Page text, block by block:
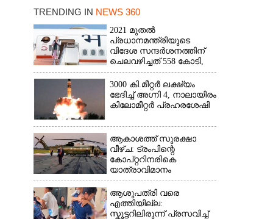
TRENDING IN NEWS 360
2021 മുതൽ
പ്രധാനമന്ത്രിയുടെ
വിദേശ സന്ദർശനത്തിന്
ചെലവഴിച്ചത് 558 കോടി,
രാജ്യത്തെത്തിയത് 381.8
ബില്യൺ ഡോളറിന്റെ
നിക്ഷേപം
3000 കി.മീറ്റർ ലക്ഷ്യം
ഭേദിച്ച് അഗ്നി 4, നാലായിരം
കിലോമീറ്റർ പ്രഹരശേഷി
ആകാശത്ത് സുരക്ഷാ
വീഴ്‌ച: ട്രംപിന്റെ
കോ‌പ്‌റ്ററിനരികെ
യാത്രാവിമാനം
ആശുപത്രി വരെ
എത്തിയില്ല:
സ്കൂട്ടറിലിരുന്ന് പ്രസവിച്ച്